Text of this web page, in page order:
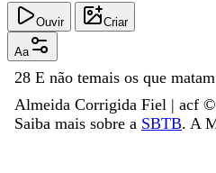
Ouvir Criar
Aa
28 E não temais os que matam
Almeida Corrigida Fiel | acf ©️
Saiba mais sobre a SBTB. A